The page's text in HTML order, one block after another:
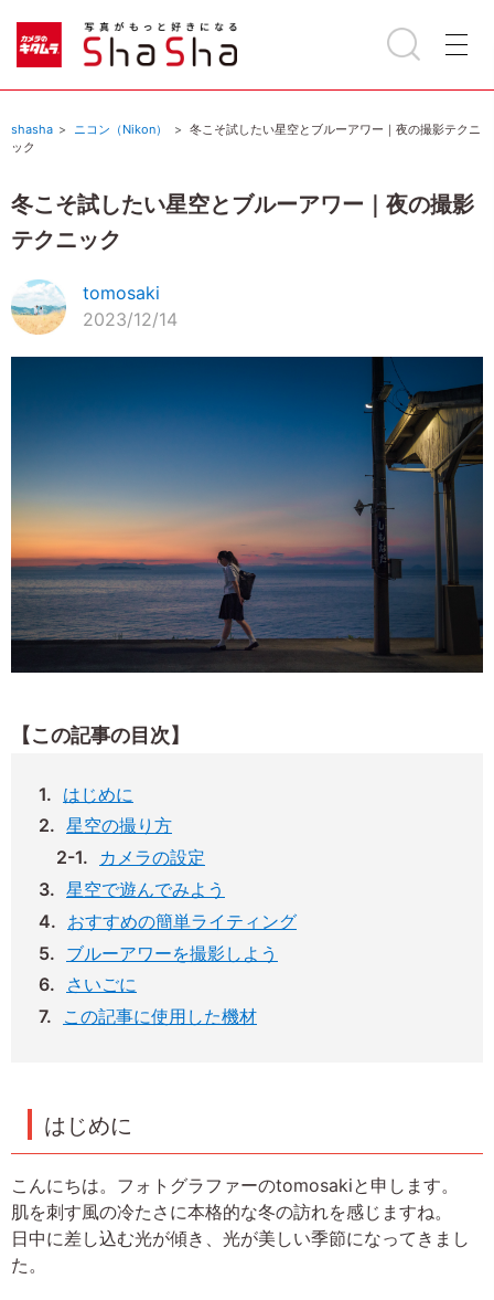
shasha ニコン（Nikon）
冬こそ試したい星空とブルーアワー｜夜の撮影テクニ
ック
冬こそ試したい星空とブルーアワー｜夜の撮影
テクニック
tomosaki
2023/12/14
【この記事の目次】
はじめに
星空の撮り方
カメラの設定
星空で遊んでみよう
おすすめの簡単ライティング
ブルーアワーを撮影しよう
さいごに
この記事に使用した機材
はじめに
こんにちは。フォトグラファーのtomosakiと申します。
肌を刺す風の冷たさに本格的な冬の訪れを感じますね。
日中に差し込む光が傾き、光が美しい季節になってきまし
た。